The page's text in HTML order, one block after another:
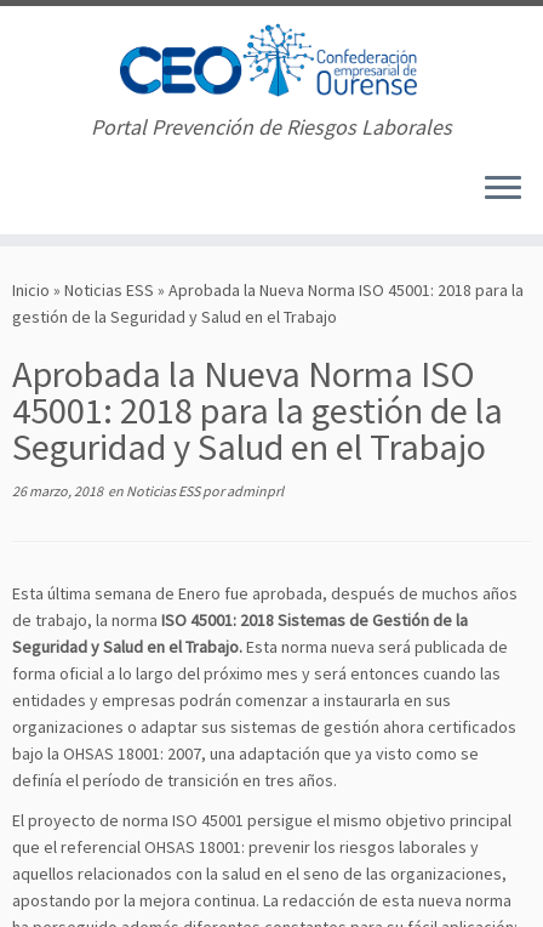
contenido
Portal Prevención de Riesgos Laborales
Inicio » Noticias ESS » Aprobada la Nueva Norma ISO 45001: 2018 para la
gestión de la Seguridad y Salud en el Trabajo
Aprobada la Nueva Norma ISO
45001: 2018 para la gestión de la
Seguridad y Salud en el Trabajo
26 marzo, 2018en Noticias ESSporadminprl
Esta última semana de Enero fue aprobada, después de muchos años
de trabajo, la norma ISO 45001: 2018 Sistemas de Gestión de la
Seguridad y Salud en el Trabajo.Esta norma nueva será publicada de
forma oficial a lo largo del próximo mes y será entonces cuando las
entidades y empresas podrán comenzar a instaurarla en sus
organizaciones o adaptar sus sistemas de gestión ahora certificados
bajo la OHSAS 18001: 2007, una adaptación que ya visto como se
definía el período de transición en tres años.
El proyecto de norma ISO 45001 persigue el mismo objetivo principal
que el referencial OHSAS 18001: prevenir los riesgos laborales y
aquellos relacionados con la salud en el seno de las organizaciones,
apostando por la mejora continua. La redacción de esta nueva norma